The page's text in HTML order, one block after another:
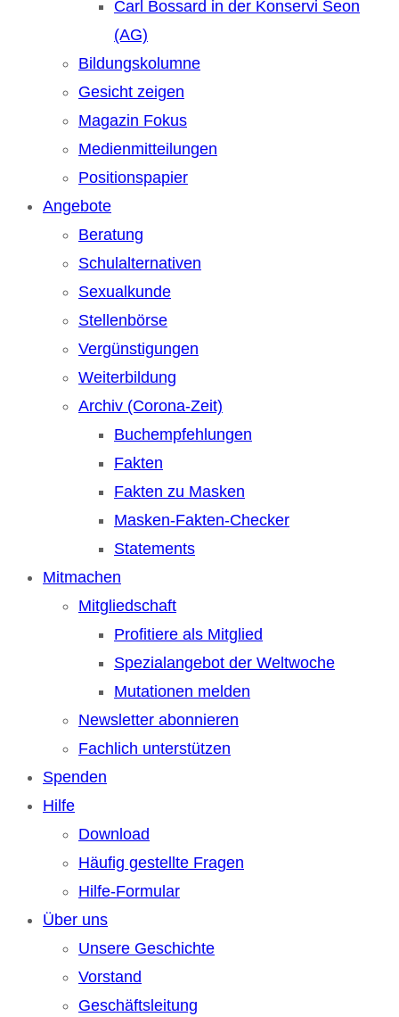
Carl Bossard in der Konservi Seon
(AG)
Bildungskolumne
Gesicht zeigen
Magazin Fokus
Medienmitteilungen
Positionspapier
Angebote
Beratung
Schulalternativen
Sexualkunde
Stellenbörse
Vergünstigungen
Weiterbildung
Archiv (Corona-Zeit)
Buchempfehlungen
Fakten
Fakten zu Masken
Masken-Fakten-Checker
Statements
Mitmachen
Mitgliedschaft
Profitiere als Mitglied
Spezialangebot der Weltwoche
Mutationen melden
Newsletter abonnieren
Fachlich unterstützen
Spenden
Hilfe
Download
Häufig gestellte Fragen
Hilfe-Formular
Über uns
Unsere Geschichte
Vorstand
Geschäftsleitung